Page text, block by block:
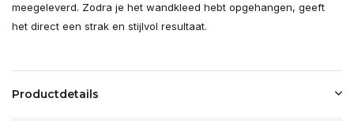
meegeleverd. Zodra je het wandkleed hebt opgehangen, geeft
het direct een strak en stijlvol resultaat.
Productdetails